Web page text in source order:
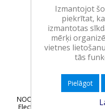
NOCCO enerģijas dzēriens
Electrolyte Blood Orange,
Izmantojot
piekrītat,
izmantotas
mērķi
vietnes
tās
Pielāgot